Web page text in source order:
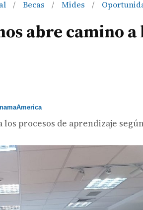
/ Becas / Mides /
abre camino
procesos de aprendizaje